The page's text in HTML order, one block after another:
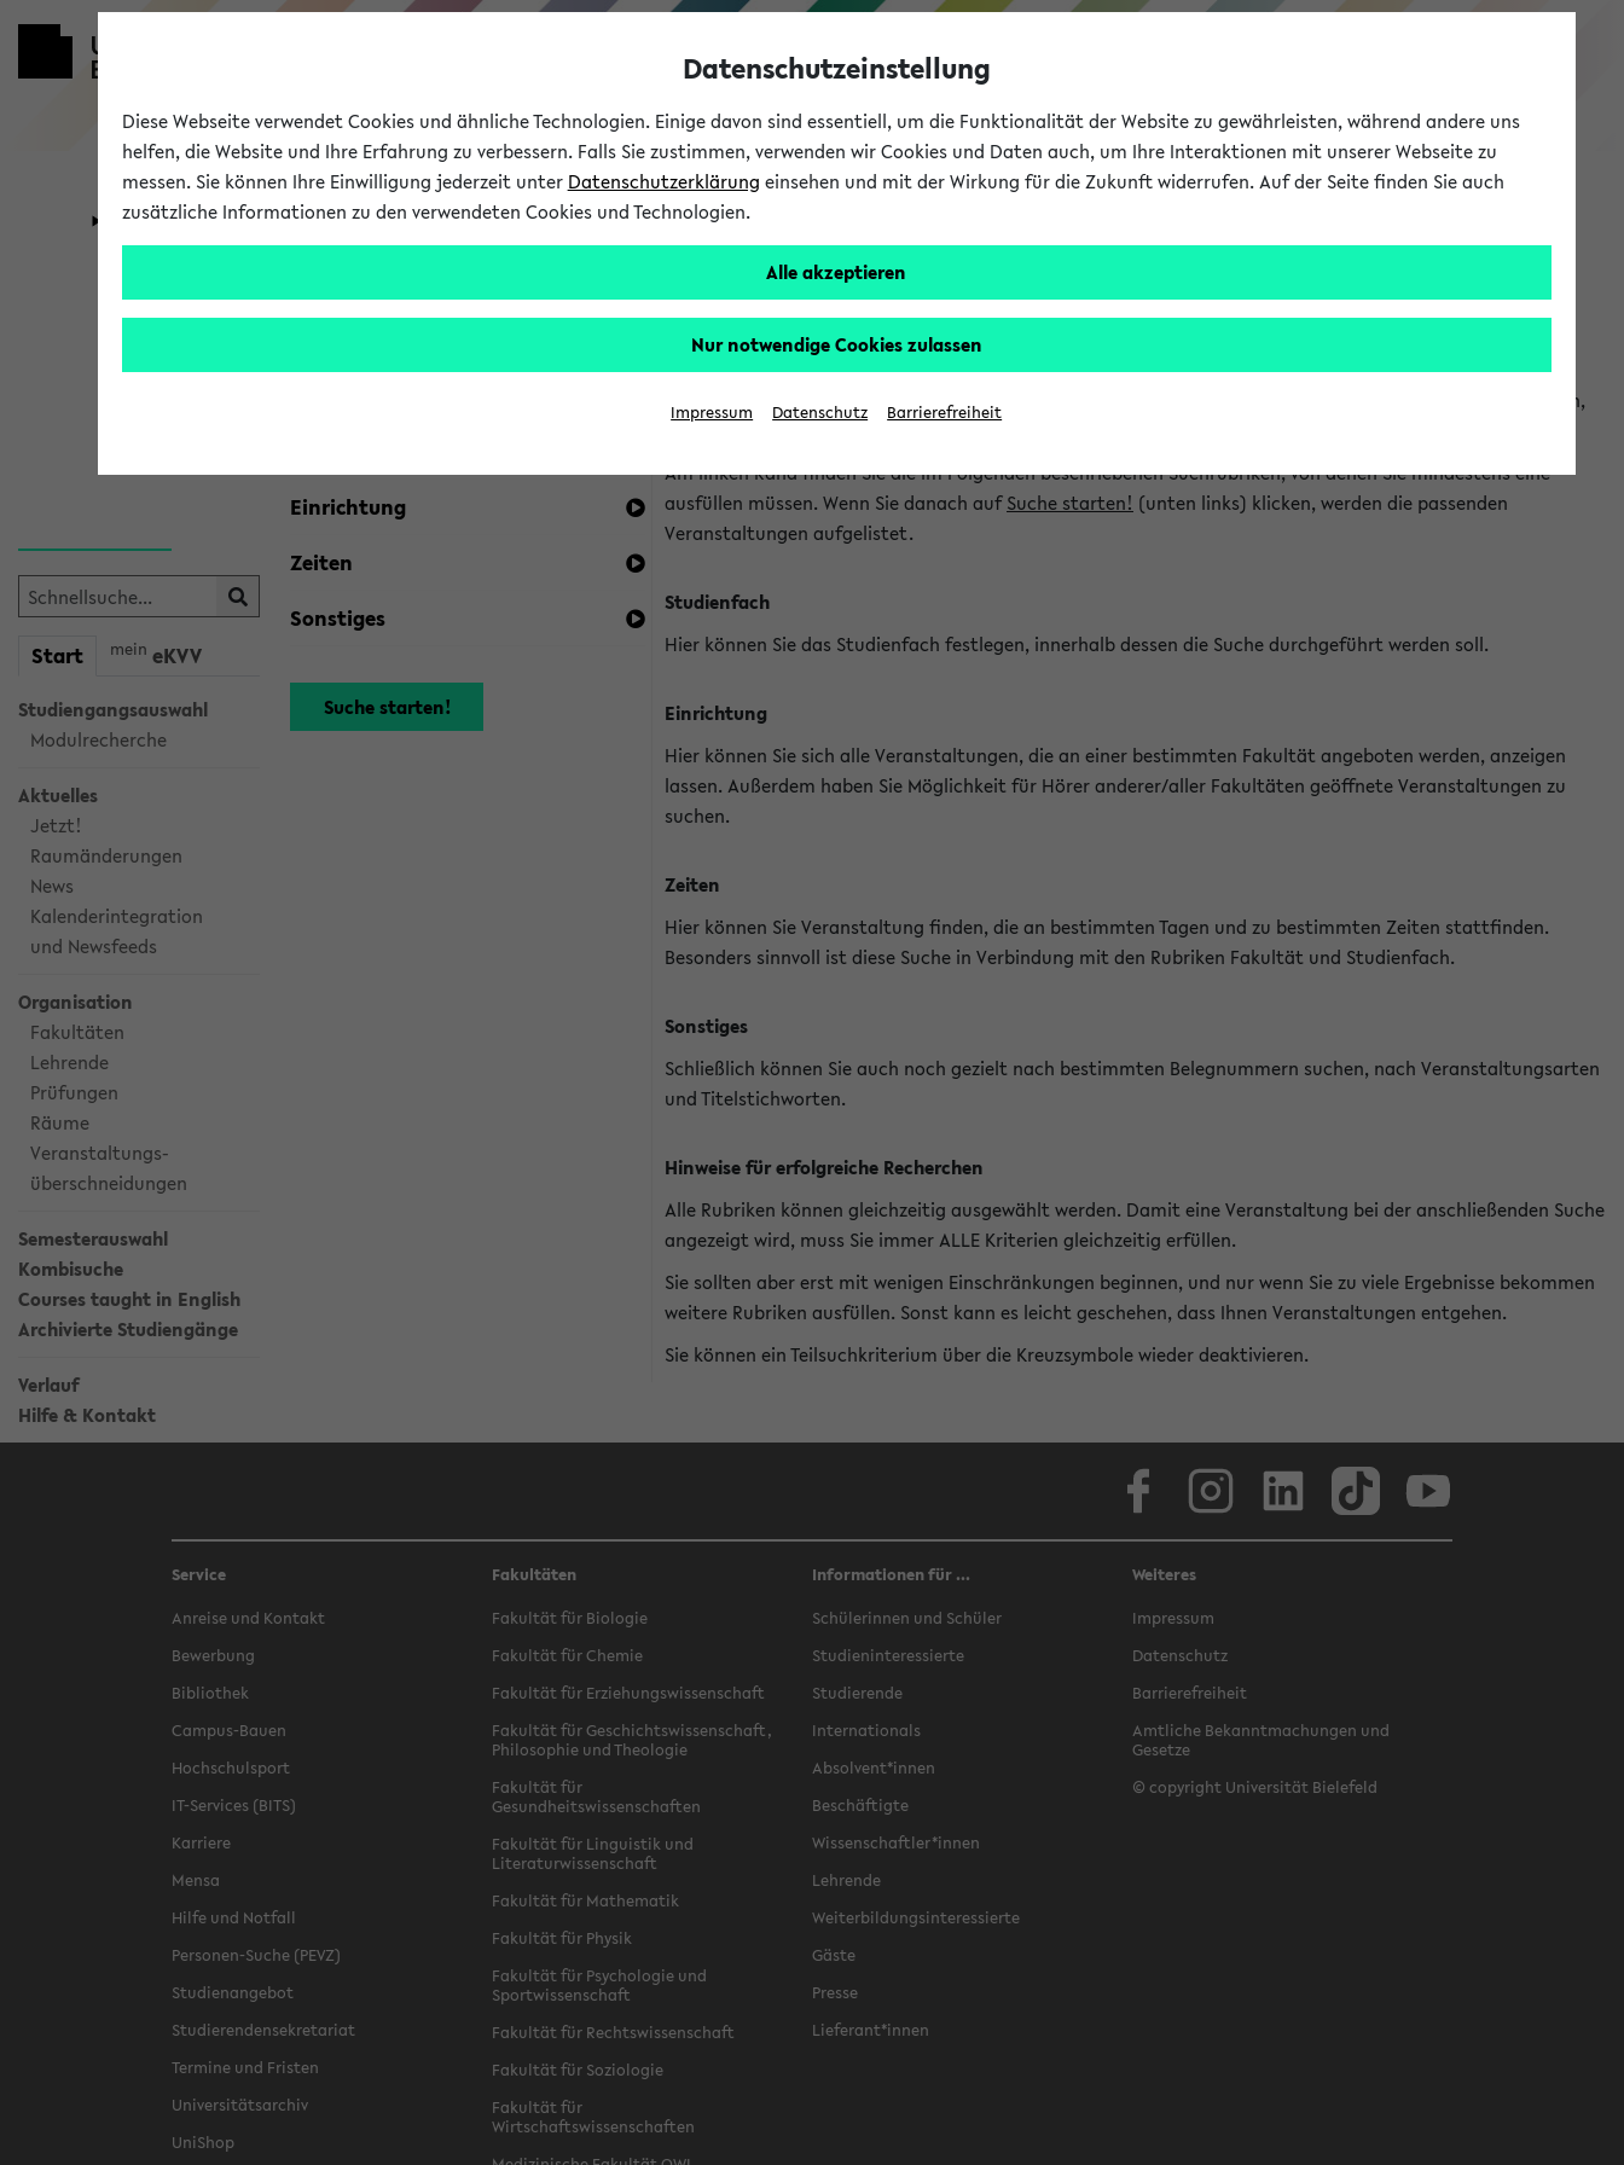
eKVV
Universität Forschung Studium
Start mein eKVV
Studiengangsauswahl
Modulrecherche
Aktuelles
Jetzt!
Raumänderungen
News
Kalenderintegration
und Newsfeeds
Organisation
Fakultäten
Lehrende
Prüfungen
Räume
Veranstaltungs-
überschneidungen
Semesterauswahl
Kombisuche
Courses taught in English
Archivierte Studiengänge
Verlauf
Hilfe & Kontakt
Kombisuche im eKVV
Ihre Suchkriterien:
Einrichtung
Zeiten
Sonstiges
Hinweise zur Kombisuche
Sie können das eKVV nach diversen Kriterien durchsuchen und so gezielt die Veranstaltungen heraussuchen,
die für Sie interessant sind.
Am linken Rand finden Sie die im Folgenden beschriebenen Suchrubriken, von denen Sie mindestens eine
ausfüllen müssen. Wenn Sie danach aufSuche starten! (unten links) klicken, werden die passenden
Veranstaltungen aufgelistet.
Studienfach
Hier können Sie das Studienfach festlegen, innerhalb dessen die Suche durchgeführt werden soll.
Einrichtung
Hier können Sie sich alle Veranstaltungen, die an einer bestimmten Fakultät angeboten werden, anzeigen
lassen. Außerdem haben Sie Möglichkeit für Hörer anderer/aller Fakultäten geöffnete Veranstaltungen zu
suchen.
Zeiten
Hier können Sie Veranstaltung finden, die an bestimmten Tagen und zu bestimmten Zeiten stattfinden.
Besonders sinnvoll ist diese Suche in Verbindung mit den Rubriken Fakultät und Studienfach.
Sonstiges
Schließlich können Sie auch noch gezielt nach bestimmten Belegnummern suchen, nach Veranstaltungsarten
und Titelstichworten.
Hinweise für erfolgreiche Recherchen
Alle Rubriken können gleichzeitig ausgewählt werden. Damit eine Veranstaltung bei der anschließenden Suche
angezeigt wird, muss Sie immer ALLE Kriterien gleichzeitig erfüllen.
Sie sollten aber erst mit wenigen Einschränkungen beginnen, und nur wenn Sie zu viele Ergebnisse bekommen
weitere Rubriken ausfüllen. Sonst kann es leicht geschehen, dass Ihnen Veranstaltungen entgehen.
Sie können ein Teilsuchkriterium über die Kreuzsymbole wieder deaktivieren.
Service
Anreise und Kontakt
Bewerbung
Bibliothek
Campus-Bauen
Hochschulsport
IT-Services (BITS)
Karriere
Mensa
Hilfe und Notfall
Personen-Suche (PEVZ)
Studienangebot
Studierendensekretariat
Termine und Fristen
Universitätsarchiv
UniShop
Fakultäten
Fakultät für Biologie
Fakultät für Chemie
Fakultät für Erziehungswissenschaft
Fakultät für Geschichtswissenschaft,
Philosophie und Theologie
Fakultät für
Gesundheitswissenschaften
Fakultät für Linguistik und
Literaturwissenschaft
Fakultät für Mathematik
Fakultät für Physik
Fakultät für Psychologie und
Sportwissenschaft
Fakultät für Rechtswissenschaft
Fakultät für Soziologie
Fakultät für
Wirtschaftswissenschaften
Informationen für ...
Schülerinnen und Schüler
Studieninteressierte
Studierende
Internationals
Absolvent*innen
Beschäftigte
Wissenschaftler*innen
Lehrende
Weiterbildungsinteressierte
Gäste
Presse
Lieferant*innen
Weiteres
Impressum
Datenschutz
Barrierefreiheit
Amtliche Bekanntmachungen und
Gesetze
© copyright Universität Bielefeld
Datenschutzeinstellung
Diese Webseite verwendet Cookies und ähnliche Technologien. Einige davon sind essentiell, um die Funktionalität der Website zu gewährleisten, während andere uns
helfen, die Website und Ihre Erfahrung zu verbessern. Falls Sie zustimmen, verwenden wir Cookies und Daten auch, um Ihre Interaktionen mit unserer Webseite zu
messen. Sie können Ihre Einwilligung jederzeit unter Datenschutzerklärung einsehen und mit der Wirkung für die Zukunft widerrufen. Auf der Seite finden Sie auch
zusätzliche Informationen zu den verwendeten Cookies und Technologien.
Alle akzeptieren
Nur notwendige Cookies zulassen
Impressum Datenschutz Barrierefreiheit